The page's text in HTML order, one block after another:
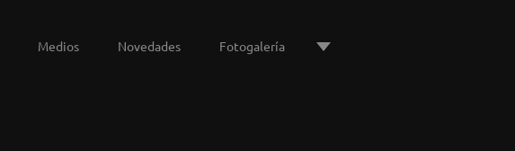
Medios Novedades Fotogalería